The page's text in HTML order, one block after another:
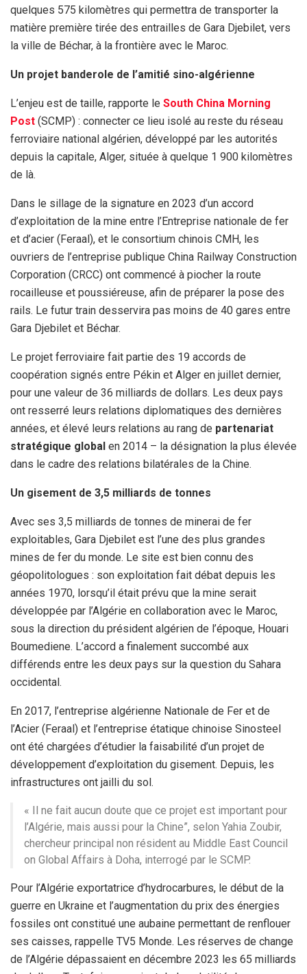
quelques 575 kilomètres qui permettra de transporter la
matière première tirée des entrailles de Gara Djebilet, vers
la ville de Béchar, à la frontière avec le Maroc.
Un projet banderole de l’amitié sino-algérienne
L’enjeu est de taille, rapporte le South China Morning
Post (SCMP) : connecter ce lieu isolé au reste du réseau
ferroviaire national algérien, développé par les autorités
depuis la capitale, Alger, située à quelque 1 900 kilomètres
de là.
Dans le sillage de la signature en 2023 d’un accord
d’exploitation de la mine entre l’Entreprise nationale de fer
et d’acier (Feraal), et le consortium chinois CMH, les
ouvriers de l’entreprise publique China Railway Construction
Corporation (CRCC) ont commencé à piocher la route
rocailleuse et poussiéreuse, afin de préparer la pose des
rails. Le futur train desservira pas moins de 40 gares entre
Gara Djebilet et Béchar.
Le projet ferroviaire fait partie des 19 accords de
coopération signés entre Pékin et Alger en juillet dernier,
pour une valeur de 36 milliards de dollars. Les deux pays
ont resserré leurs relations diplomatiques des dernières
années, et élevé leurs relations au rang de partenariat
stratégique global en 2014 – la désignation la plus élevée
dans le cadre des relations bilatérales de la Chine.
Un gisement de 3,5 milliards de tonnes
Avec ses 3,5 milliards de tonnes de minerai de fer
exploitables, Gara Djebilet est l’une des plus grandes
mines de fer du monde. Le site est bien connu des
géopolitologues : son exploitation fait débat depuis les
années 1970, lorsqu’il était prévu que la mine serait
développée par l’Algérie en collaboration avec le Maroc,
sous la direction du président algérien de l’époque, Houari
Boumediene. L’accord a finalement succombé aux
différends entre les deux pays sur la question du Sahara
occidental.
En 2017, l’entreprise algérienne Nationale de Fer et de
l’Acier (Feraal) et l’entreprise étatique chinoise Sinosteel
ont été chargées d’étudier la faisabilité d’un projet de
développement d’exploitation du gisement. Depuis, les
infrastructures ont jailli du sol.
« Il ne fait aucun doute que ce projet est important pour
l’Algérie, mais aussi pour la Chine”, selon Yahia Zoubir,
chercheur principal non résident au Middle East Council
on Global Affairs à Doha, interrogé par le SCMP.
Pour l’Algérie exportatrice d’hydrocarbures, le début de la
guerre en Ukraine et l’augmentation du prix des énergies
fossiles ont constitué une aubaine permettant de renflouer
ses caisses, rappelle TV5 Monde. Les réserves de change
de l’Algérie dépassaient en décembre 2023 les 65 milliards